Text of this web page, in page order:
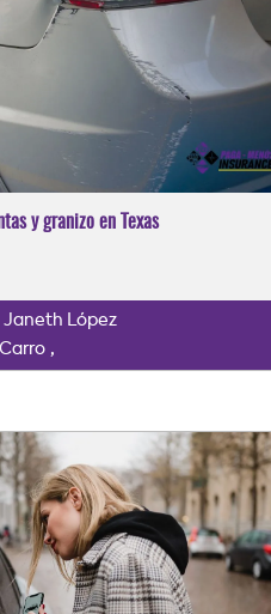
y granizo en Texas
Janeth López
,